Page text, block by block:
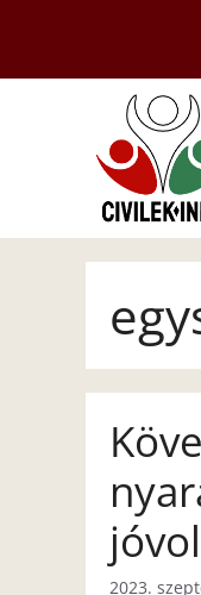
tartalomba
2023.